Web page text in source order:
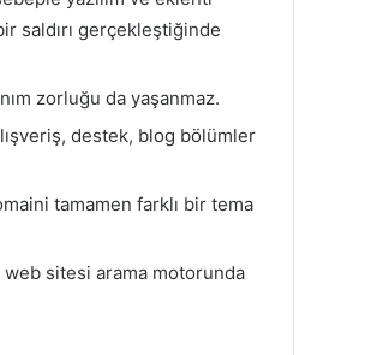
saldırı gerçekleştiğinde
zorluğu da yaşanmaz.
destek, blog bölümler
tamamen farklı bir tema
sitesi arama motorunda